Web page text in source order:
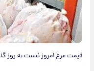
قیمت مرغ امروز نسبت به روز